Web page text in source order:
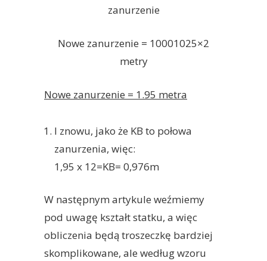
zanurzenie
Nowe zanurzenie = 10001025×2
metry
Nowe zanurzenie = 1.95 metra
I znowu, jako że KB to połowa
zanurzenia, więc:
1,95 x 12=KB= 0,976m
W następnym artykule weźmiemy
pod uwagę kształt statku, a więc
obliczenia będą troszeczkę bardziej
skomplikowane, ale według wzoru